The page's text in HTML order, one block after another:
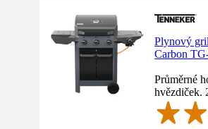
Plynový
Carbon
Průměrné
hvězdiček.